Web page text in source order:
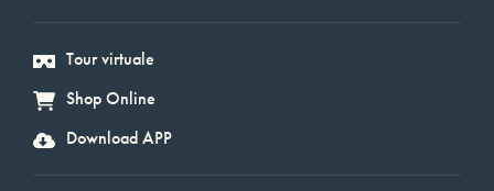
Tour virtuale
Shop Online
Download APP